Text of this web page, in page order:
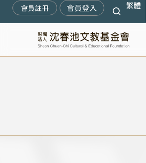
會員註冊 會員登入 繁體